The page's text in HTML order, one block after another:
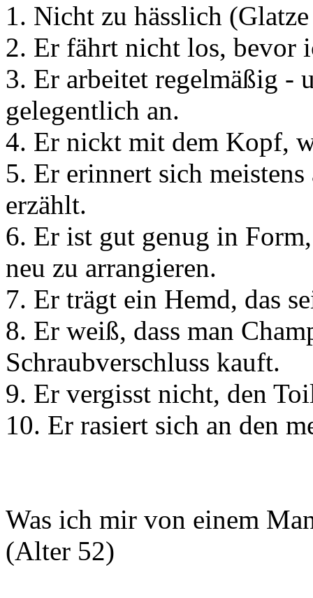
1. Nicht zu hässlich
2. Er fährt nicht los, bevor
3. Er arbeitet regelmäßig -
gelegentlich an.
4. Er nickt mit dem Kopf,
5. Er erinnert sich
erzählt.
6. Er ist gut genug in
neu zu arrangieren.
7. Er trägt ein Hemd, das
8. Er weiß, dass man
Schraubverschluss kauft.
9. Er vergisst nicht, den
10. Er rasiert sich an den
Was ich mir von einem
(Alter 52)